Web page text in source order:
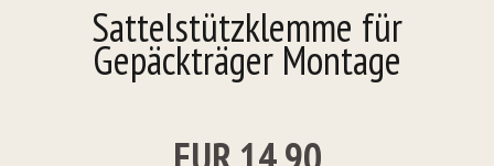
Sattelstützklemme für
Gepäckträger Montage